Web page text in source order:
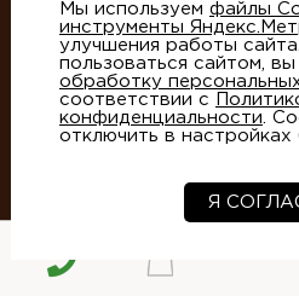
Этот сайт защищен
конфиденциальностии
- студия
Мы используем файлы
инструменты
улучшения работы
пользоваться сайтом,
обработку
соответствии с
конфиденциальности .
отключить в настройках
Я